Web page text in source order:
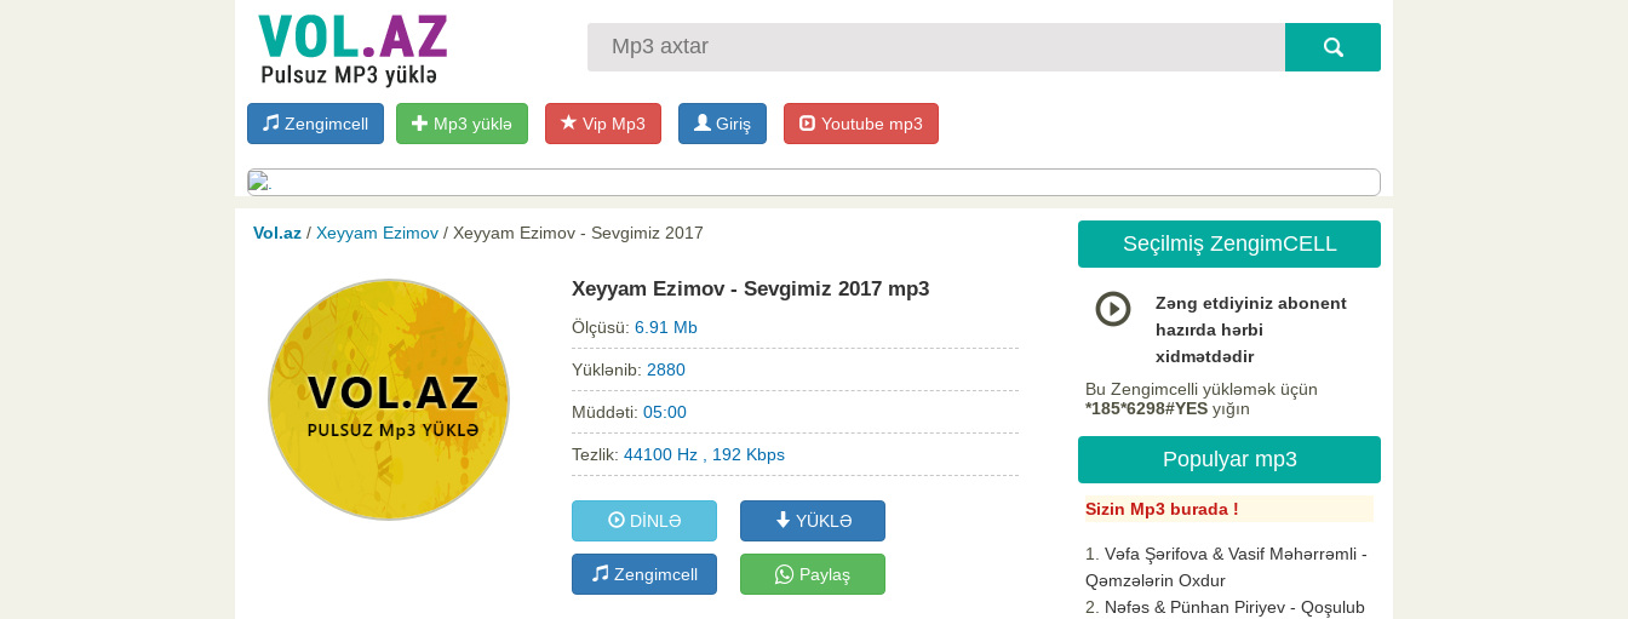
Zengimcell Mp3 yüklə Vip Mp3 Giriş Youtube mp3
Vol.az / Xeyyam Ezimov / Xeyyam Ezimov - Sevgimiz 2017
Xeyyam Ezimov - Sevgimiz 2017 mp3
Ölçüsü: 6.91 Mb
Yüklənib: 2880
Müddəti: 05:00
Tezlik: 44100 Hz , 192 Kbps
DİNLƏ YÜKLƏ
Zengimcell Paylaş
Seçilmiş ZengimCELL
Zəng etdiyiniz abonent
hazırda hərbi
xidmətdədir
Bu Zengimcelli yükləmək üçün
*185*6298#YES yığın
Populyar mp3
Sizin Mp3 burada !
Vəfa Şərifova & Vasif Məhərrəmli -
Qəmzələrin Oxdur
Nəfəs & Pünhan Piriyev - Qoşulub